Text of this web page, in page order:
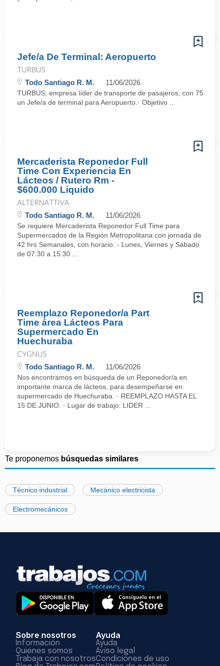
Jefe/a De Terminal: Aeropuerto
TURBUS
Todo Santiago R. M. 11/06/2026
TURBUS, empresa líder de transporte de pasajeros, con 75
un Jefe/a de terminal para Aeropuerto.· Objetivo ...
Mercaderista Reponedor Full
Time Con Experiencia En
Lácteos / Rutero Rm -
$600.000 Liquido
ALTERNATTIVA
Todo Santiago R. M. 11/06/2026
Se requiere Mercaderista Reponedor Full Time para
Supermercados de la Región Metropolitana con jornada de
42 hrs Semanales, con horario: - Lunes, Viernes y Sábado
de 07:30 a 15:30 ...
Reemplazo Reponedor/a Part
Time área Lácteos Para
Supermercado En
Huechuraba
CYGNUS
Todo Santiago R. M. 11/06/2026
Nos encontramos en búsqueda de un Reponedor/a en
importante marca de lácteos, para desempeñarse en
supermercado de Huechuraba. · REEMPLAZO HASTA EL
15 DE JUNIO. · Lugar de trabajo: LIDER ...
Te proponemos búsquedas similares
Técnico industrial Mecánico electricista
Electromecánicos
Sobre nosotros
Información
Quiénes somos
Trabaja con nosotros
Ayuda
Ayuda
Aviso legal
Condiciones de uso